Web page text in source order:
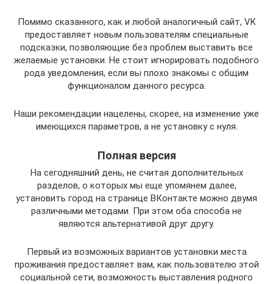
Помимо сказанного, как и любой аналогичный сайт, VK
предоставляет новым пользователям специальные
подсказки, позволяющие без проблем выставить все
желаемые установки. Не стоит игнорировать подобного
рода уведомления, если вы плохо знакомы с общим
функционалом данного ресурса.
Наши рекомендации нацелены, скорее, на изменение уже
имеющихся параметров, а не установку с нуля.
Полная версия
На сегодняшний день, не считая дополнительных
разделов, о которых мы еще упомянем далее,
установить город на странице ВКонтакте можно двумя
различными методами. При этом оба способа не
являются альтернативой друг другу.
Первый из возможных вариантов установки места
проживания предоставляет вам, как пользователю этой
социальной сети, возможность выставления родного